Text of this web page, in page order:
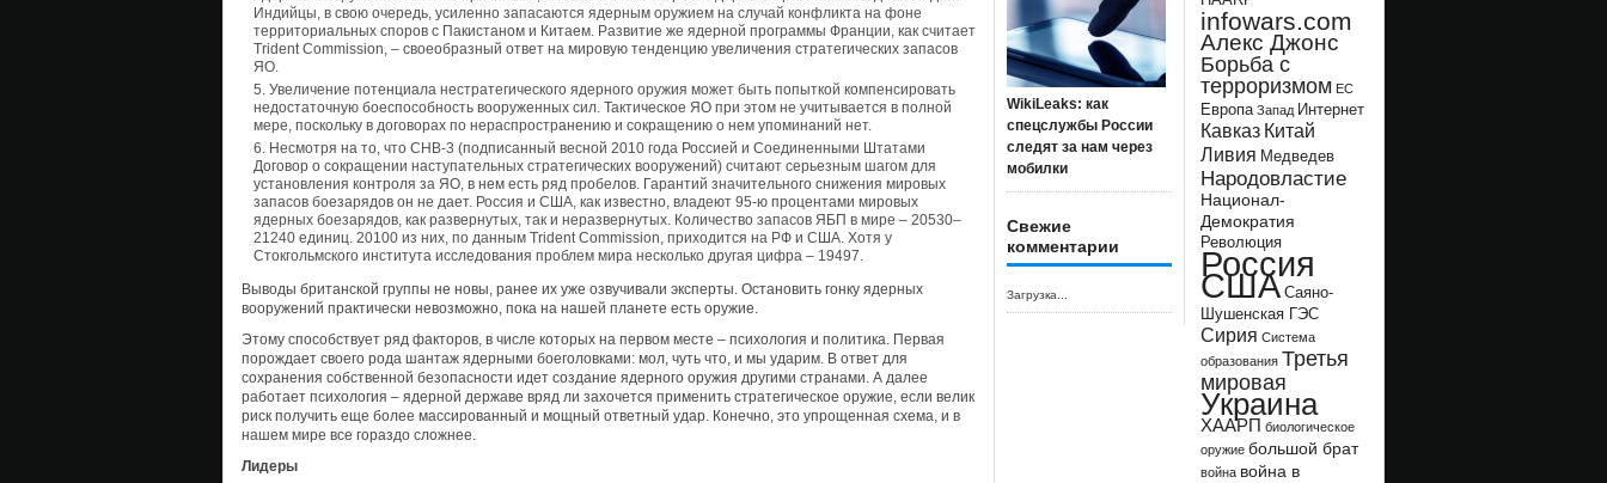
Индийцы, в свою очередь, усиленно запасаются ядерным оружием на случай конфликта на фоне
территориальных споров с Пакистаном и Китаем. Развитие же ядерной программы Франции, как считает
Trident Commission, – своеобразный ответ на мировую тенденцию увеличения стратегических запасов
ЯО.
Увеличение потенциала нестратегического ядерного оружия может быть попыткой компенсировать
недостаточную боеспособность вооруженных сил. Тактическое ЯО при этом не учитывается в полной
мере, поскольку в договорах по нераспространению и сокращению о нем упоминаний нет.
Несмотря на то, что СНВ-3 (подписанный весной 2010 года Россией и Соединенными Штатами
Договор о сокращении наступательных стратегических вооружений) считают серьезным шагом для
установления контроля за ЯО, в нем есть ряд пробелов. Гарантий значительного снижения мировых
запасов боезарядов он не дает. Россия и США, как известно, владеют 95-ю процентами мировых
ядерных боезарядов, как развернутых, так и неразвернутых. Количество запасов ЯБП в мире – 20530–
21240 единиц. 20100 из них, по данным Trident Commission, приходится на РФ и США. Хотя у
Стокгольмского института исследования проблем мира несколько другая цифра – 19497.
Выводы британской группы не новы, ранее их уже озвучивали эксперты. Остановить гонку ядерных
вооружений практически невозможно, пока на нашей планете есть оружие.
Этому способствует ряд факторов, в числе которых на первом месте – психология и политика. Первая
порождает своего рода шантаж ядерными боеголовками: мол, чуть что, и мы ударим. В ответ для
сохранения собственной безопасности идет создание ядерного оружия другими странами. А далее
работает психология – ядерной державе вряд ли захочется применить стратегическое оружие, если велик
риск получить еще более массированный и мощный ответный удар. Конечно, это упрощенная схема, и в
нашем мире все гораздо сложнее.
Лидеры
WikiLeaks: как
спецслужбы России
следят за нам через
мобилки
Свежие
комментарии
Загрузка...
infowars.com
Алекс Джонс
Борьба с
терроризмом ЕС
Европа Запад Интернет
Кавказ Китай
Ливия Медведев
Народовластие
Национал-
Демократия
Революция
Россия
США Саяно-
Шушенская ГЭС
Сирия Система
образования Третья
мировая
Украина
ХААРП биологическое
оружие большой брат
война война в